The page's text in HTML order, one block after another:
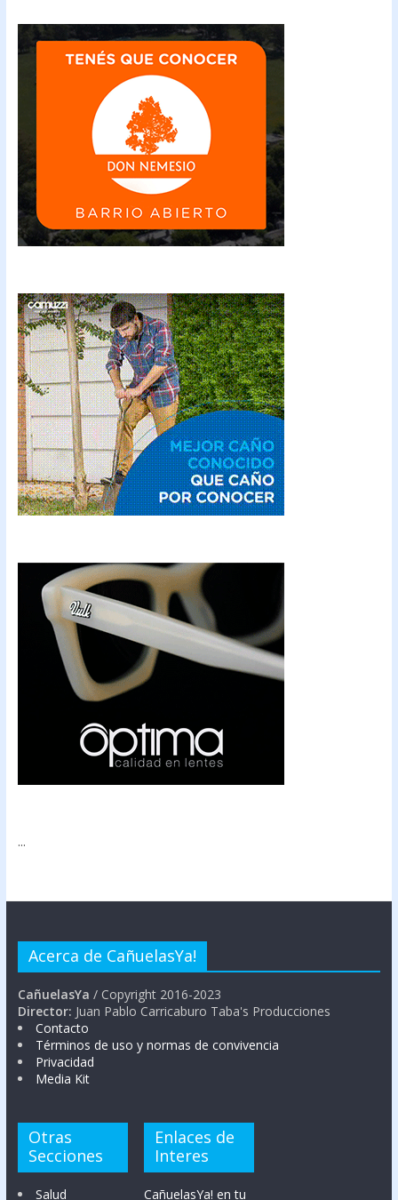
...
Acerca de CañuelasYa!
CañuelasYa / Copyright 2016-2023
Director: Juan Pablo Carricaburo Taba's Producciones
Contacto
Términos de uso y normas de convivencia
Privacidad
Media Kit
Otras
Secciones
Salud
Enlaces de
Interes
CañuelasYa! en tu